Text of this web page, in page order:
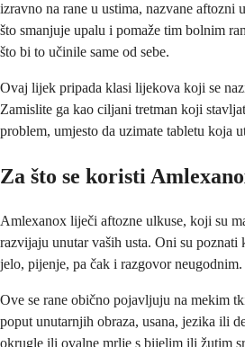
izravno na rane u ustima, nazvane
što smanjuje upalu i pomaže tim bolnim
što bi to učinile same od sebe.
Ovaj lijek pripada klasi lijekova koji se
Zamislite ga kao ciljani tretman koji
problem, umjesto da uzimate tabletu koja
Za što se koristi
Amlexanox liječi aftozne ulkuse, koji su
razvijaju unutar vaših usta. Oni su
jelo, pijenje, pa čak i razgovor neugodnim.
Ove se rane obično pojavljuju na mekim
poput unutarnjih obraza, usana, jezika ili
okrugle ili ovalne mrlje s bijelim ili žutim